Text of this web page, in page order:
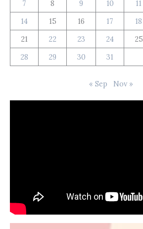
7 8 9 10 11
14
15 16 17 18
21
22 23 24 25
28
29 30 31
« Sep Nov »